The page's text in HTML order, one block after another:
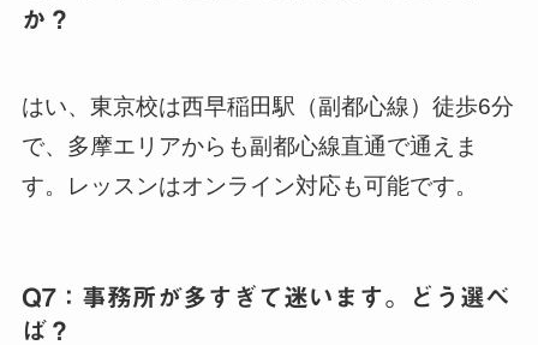
か？
はい、東京校は西早稲田駅（副都心線）徒歩6分
で、多摩エリアからも副都心線直通で通えま
す。レッスンはオンライン対応も可能です。
Q7：事務所が多すぎて迷います。どう選べ
ば？